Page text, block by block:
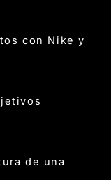
con Nike y
de una